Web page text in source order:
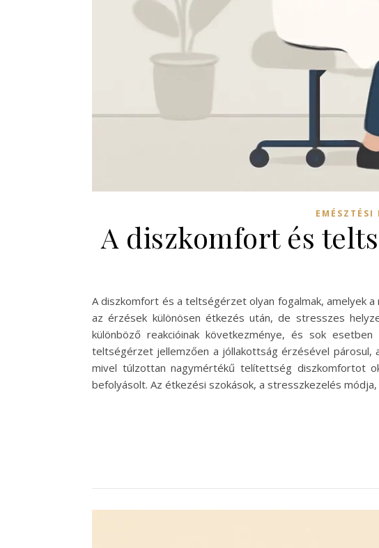
EMÉSZTÉSI
A diszkomfort és
A diszkomfort és a teltségérzet olyan fogalmak, amelyek
az érzések különösen étkezés után, de stresszes
különböző reakcióinak következménye, és sok
teltségérzet jellemzően a jóllakottság érzésével párosul,
mivel túlzottan nagymértékű telítettség diszkomfortot
befolyásolt. Az étkezési szokások, a stresszkezelés